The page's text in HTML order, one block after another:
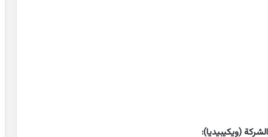
(ويكيبيديا):